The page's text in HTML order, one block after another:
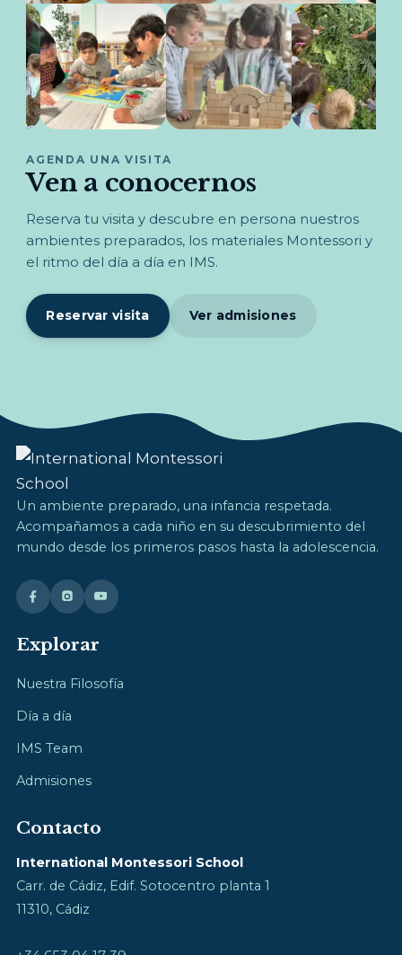
AGENDA UNA VISITA
Ven a conocernos
Reserva tu visita y descubre en persona nuestros
ambientes preparados, los materiales Montessori y
el ritmo del día a día en IMS.
Reservar visita Ver admisiones
Un ambiente preparado, una infancia respetada.
Acompañamos a cada niño en su descubrimiento del
mundo desde los primeros pasos hasta la adolescencia.
Explorar
Nuestra Filosofía
Día a día
IMS Team
Admisiones
Contacto
International Montessori School
Carr. de Cádiz, Edif. Sotocentro planta 1
11310, Cádiz